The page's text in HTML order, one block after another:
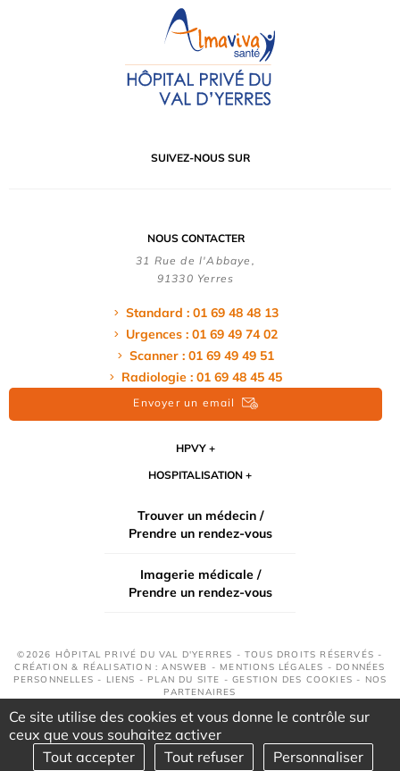
SUIVEZ-NOUS SUR
NOUS CONTACTER
31 Rue de l'Abbaye,
91330 Yerres
Standard : 01 69 48 48 13
Urgences : 01 69 49 74 02
Scanner : 01 69 49 49 51
Radiologie : 01 69 48 45 45
Envoyer un email
HPVY
HOSPITALISATION
Trouver un médecin /
Prendre un rendez-vous
Imagerie médicale /
Prendre un rendez-vous
©2026 HÔPITAL PRIVÉ DU VAL D'YERRES - TOUS DROITS RÉSERVÉS -
CRÉATION & RÉALISATION : ANSWEB - MENTIONS LÉGALES - DONNÉES
PERSONNELLES - LIENS - PLAN DU SITE -GESTION DES COOKIES - NOS
PARTENAIRES
Ce site utilise des cookies et vous donne le contrôle sur
ceux que vous souhaitez activer
Tout accepter
Tout refuser Personnaliser